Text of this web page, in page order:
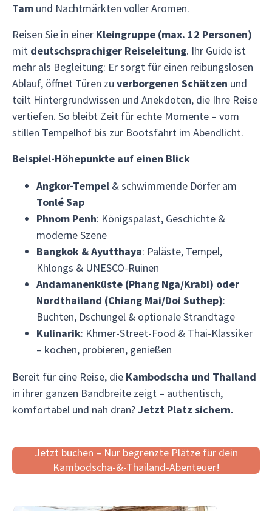
Tam und Nachtmärkten voller Aromen.
Reisen Sie in einer Kleingruppe (max. 12 Personen)
mit deutschsprachiger Reiseleitung. Ihr Guide ist
mehr als Begleitung: Er sorgt für einen reibungslosen
Ablauf, öffnet Türen zu verborgenen Schätzen und
teilt Hintergrundwissen und Anekdoten, die Ihre Reise
vertiefen. So bleibt Zeit für echte Momente – vom
stillen Tempelhof bis zur Bootsfahrt im Abendlicht.
Beispiel-Höhepunkte auf einen Blick
Angkor-Tempel & schwimmende Dörfer am
Tonlé Sap
Phnom Penh: Königspalast, Geschichte &
moderne Szene
Bangkok & Ayutthaya: Paläste, Tempel,
Khlongs & UNESCO-Ruinen
Andamanenküste (Phang Nga/Krabi) oder
Nordthailand (Chiang Mai/Doi Suthep):
Buchten, Dschungel & optionale Strandtage
Kulinarik: Khmer-Street-Food & Thai-Klassiker
– kochen, probieren, genießen
Bereit für eine Reise, die Kambodscha und Thailand
in ihrer ganzen Bandbreite zeigt – authentisch,
komfortabel und nah dran?Jetzt Platz sichern.
Jetzt buchen – Nur begrenzte Plätze für dein
Kambodscha-&-Thailand-Abenteuer!